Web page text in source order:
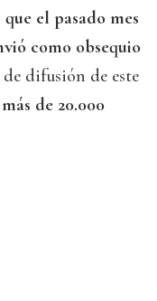
el pasado mes
como obsequio
difusión de este
de 20.000